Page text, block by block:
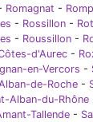
Romagnat -
- Rossillon -
- Roussillon -
d'Aurec -
en-Vercors -
de-Roche -
Alban-du-Rhône
Tallende -